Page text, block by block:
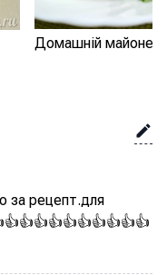
Домашній майонез
за рецепт.для